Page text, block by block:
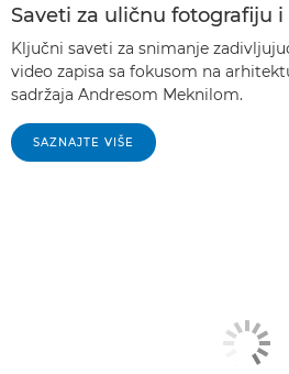
Saveti za uličnu fotografiju i
Ključni saveti za snimanje
video zapisa sa fokusom na
sadržaja Andresom Meknilom.
SAZNAJTE VIŠE